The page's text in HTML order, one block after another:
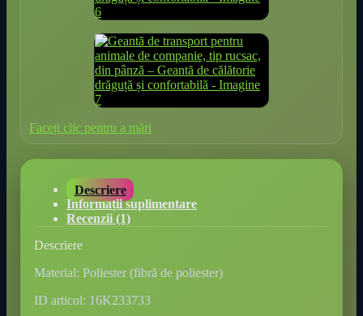
Faceți clic pentru a mări
Descriere
Informații suplimentare
Recenzii (1)
Descriere
Material: Poliester (fibră de poliester)
ID articol: 16K233733